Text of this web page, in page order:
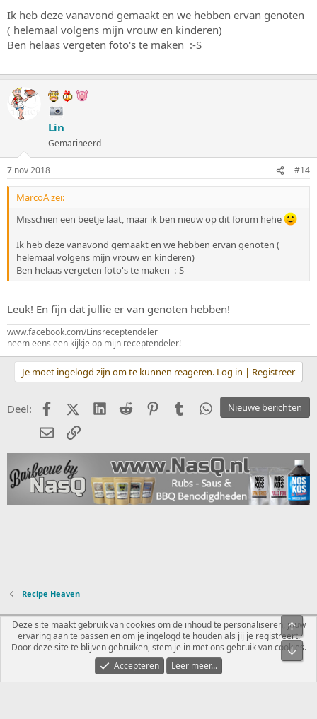
Ik heb deze vanavond gemaakt en we hebben ervan genoten
( helemaal volgens mijn vrouw en kinderen)
Ben helaas vergeten foto's te maken :-S
Lin
Gemarineerd
7 nov 2018 #14
MarcoA zei:
Misschien een beetje laat, maar ik ben nieuw op dit forum hehe
Ik heb deze vanavond gemaakt en we hebben ervan genoten (
helemaal volgens mijn vrouw en kinderen)
Ben helaas vergeten foto's te maken :-S
Leuk! En fijn dat jullie er van genoten hebben!
www.facebook.com/Linsreceptendeler
neem eens een kijkje op mijn receptendeler!
Je moet ingelogd zijn om te kunnen reageren. Log in | Registreer
Nieuwe berichten
Deel: FacebookX (Twitter)
LinkedIn
Reddit PinterestTumblrWhatsApp
E-mailkoppeling
Recipe Heaven
Nederlands
Contact
Voorwaarden en regels Privacybeleid Help
R
S
Community platform by XenForo ® © 2010-2026 XenForo Ltd.
Deze site maakt gebruik van cookies om de inhoud te personaliseren, jouw
ervaring aan te passen en om je ingelogd te houden als jij je registreert.
Door deze site te blijven gebruiken, stem je in met ons gebruik van cookies.
Accepteren
Leer meer...